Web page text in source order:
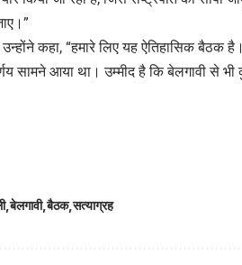
कहा, “हमारे लिए यह ऐतिहासिक
सामने आया था। उम्मीद है कि बेलगावी से
बेलगावी बैठक सत्याग्रह